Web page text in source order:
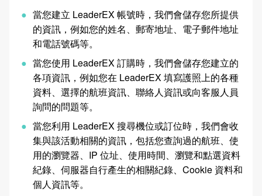
當您建立 LeaderEX 帳號時，我們會儲存您所提供
的資訊，例如您的姓名、郵寄地址、電子郵件地址
和電話號碼等。
當您使用 LeaderEX 訂購時，我們會儲存您建立的
各項資訊，例如您在 LeaderEX 填寫護照上的各種
資料、選擇的航班資訊、聯絡人資訊或向客服人員
詢問的問題等。
當您利用 LeaderEX 搜尋機位或訂位時，我們會收
集與該活動相關的資訊，包括您查詢過的航班、使
用的瀏覽器、IP 位址、使用時間、瀏覽和點選資料
紀錄、伺服器自行產生的相關紀錄、Cookie 資料和
個人資訊等。